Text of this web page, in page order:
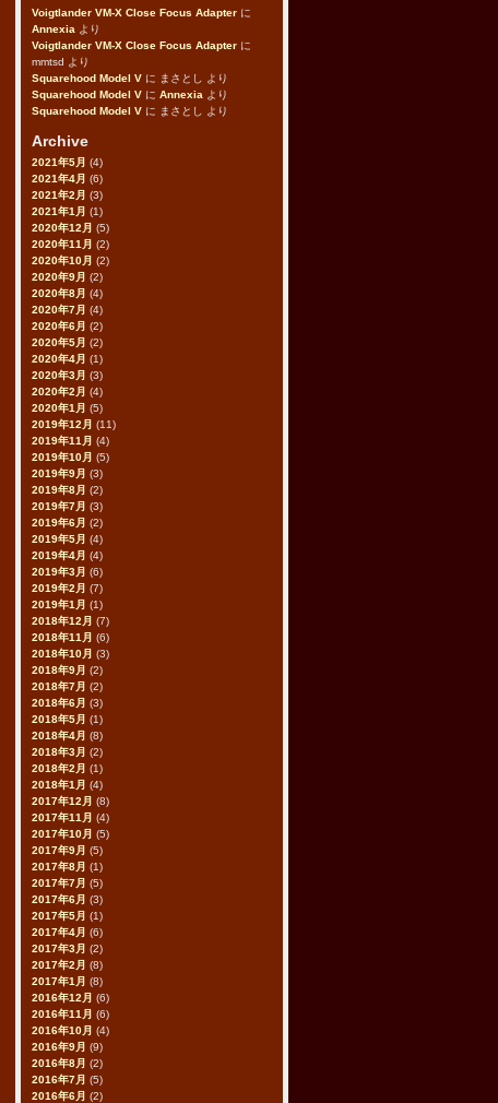
Voigtlander VM-X Close Focus Adapter に
Annexia より
Voigtlander VM-X Close Focus Adapter に
mmtsd より
Squarehood Model V に まさとし より
Squarehood Model V に Annexia より
Squarehood Model V に まさとし より
Archive
2021年5月 (4)
2021年4月 (6)
2021年2月 (3)
2021年1月 (1)
2020年12月 (5)
2020年11月 (2)
2020年10月 (2)
2020年9月 (2)
2020年8月 (4)
2020年7月 (4)
2020年6月 (2)
2020年5月 (2)
2020年4月 (1)
2020年3月 (3)
2020年2月 (4)
2020年1月 (5)
2019年12月 (11)
2019年11月 (4)
2019年10月 (5)
2019年9月 (3)
2019年8月 (2)
2019年7月 (3)
2019年6月 (2)
2019年5月 (4)
2019年4月 (4)
2019年3月 (6)
2019年2月 (7)
2019年1月 (1)
2018年12月 (7)
2018年11月 (6)
2018年10月 (3)
2018年9月 (2)
2018年7月 (2)
2018年6月 (3)
2018年5月 (1)
2018年4月 (8)
2018年3月 (2)
2018年2月 (1)
2018年1月 (4)
2017年12月 (8)
2017年11月 (4)
2017年10月 (5)
2017年9月 (5)
2017年8月 (1)
2017年7月 (5)
2017年6月 (3)
2017年5月 (1)
2017年4月 (6)
2017年3月 (2)
2017年2月 (8)
2017年1月 (8)
2016年12月 (6)
2016年11月 (6)
2016年10月 (4)
2016年9月 (9)
2016年8月 (2)
2016年7月 (5)
2016年6月 (2)